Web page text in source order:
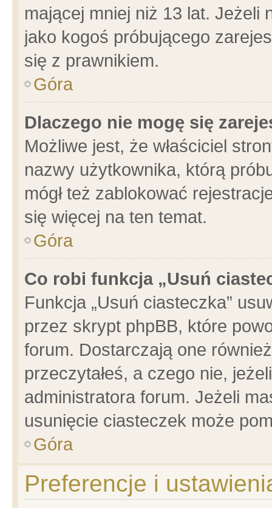
mającej mniej niż 13 lat. Jeżeli
jako kogoś próbującego
się z prawnikiem.
Góra
Dlaczego nie mogę się
Możliwe jest, że właściciel
nazwy użytkownika, którą
mógł też zablokować
się więcej na ten temat.
Góra
Co robi funkcja „Usuń
Funkcja „Usuń ciasteczka”
przez skrypt phpBB, które
forum. Dostarczają one
przeczytałeś, a czego nie,
administratora forum. Jeżeli
usunięcie ciasteczek może
Góra
Preferencje i